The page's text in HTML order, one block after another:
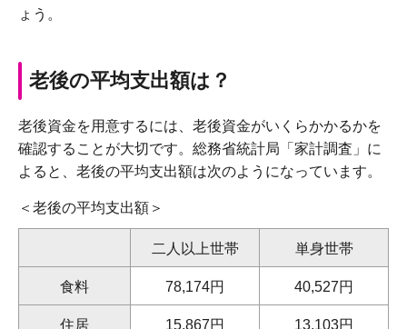
ょう。
老後の平均支出額は？
老後資金を用意するには、老後資金がいくらかかるかを
確認することが大切です。総務省統計局「家計調査」に
よると、老後の平均支出額は次のようになっています。
＜老後の平均支出額＞
二人以上世帯 単身世帯
食料 78,174円 40,527円
住居 15,867円 13,103円